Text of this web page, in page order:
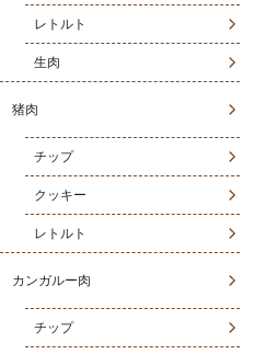
レトルト
生肉
猪肉
チップ
クッキー
レトルト
カンガルー肉
チップ